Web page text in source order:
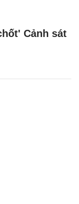
Cảnh sát